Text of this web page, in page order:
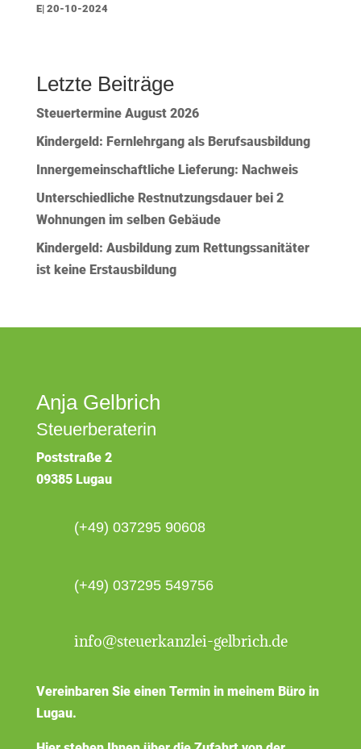
E| 20-10-2024
Letzte Beiträge
Steuertermine August 2026
Kindergeld: Fernlehrgang als Berufsausbildung
Innergemeinschaftliche Lieferung: Nachweis
Unterschiedliche Restnutzungsdauer bei 2
Wohnungen im selben Gebäude
Kindergeld: Ausbildung zum Rettungssanitäter
ist keine Erstausbildung
Anja Gelbrich
Steuerberaterin
Poststraße 2
09385 Lugau
(+49) 037295 90608
(+49) 037295 549756
info@steuerkanzlei-gelbrich.de
Vereinbaren Sie einen Termin in meinem Büro in
Lugau.